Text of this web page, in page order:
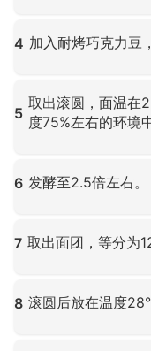
4 加入耐烤巧克力豆
5
取出滚圆，面温在
度75%左右的环境
6 发酵至2.5倍左右。
7 取出面团，等分为
8 滚圆后放在温度